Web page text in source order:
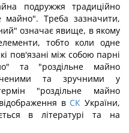
подружжя традиційно
майно". Треба зазначити,
означає явище, в якому
тобто коли одне
пов'язані між собою парні
та "роздільне майно
та зручними у
"роздільне майно
в СК України,
в літературі та на